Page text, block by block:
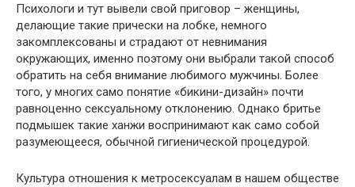
Психологи и тут вывели свой приговор – женщины,
делающие такие прически на лобке, немного
закомплексованы и страдают от невнимания
окружающих, именно поэтому они выбрали такой способ
обратить на себя внимание любимого мужчины. Более
того, у многих само понятие «бикини-дизайн» почти
равноценно сексуальному отклонению. Однако бритье
подмышек такие ханжи воспринимают как само собой
разумеющееся, обычной гигиенической процедурой.
Культура отношения к метросексуалам в нашем обществе